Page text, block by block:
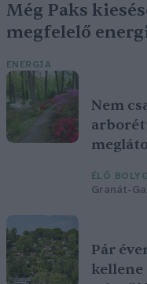
Még Paks
megfelelő
ENERGIA
Nem
ÉLŐ
Granát-
Pár